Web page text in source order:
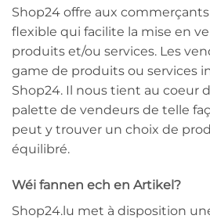
Shop24 offre aux
flexible qui facilite la mise en
produits et/ou services. Les
game de produits ou services
Shop24. Il nous tient au coeur
palette de vendeurs de telle
peut y trouver un choix de
équilibré.
Wéi fannen ech en Artikel?
Shop24.lu met à disposition